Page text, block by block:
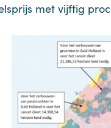
met vijftig